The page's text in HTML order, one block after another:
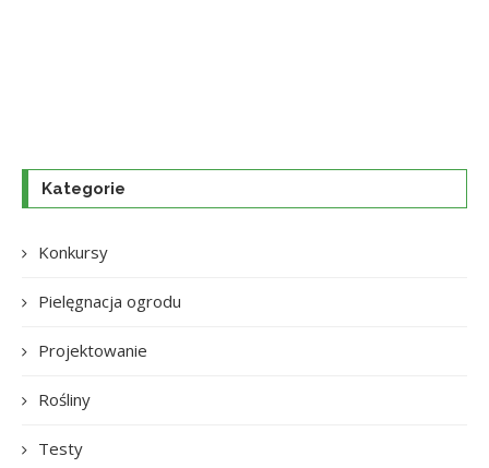
Kategorie
Konkursy
Pielęgnacja ogrodu
Projektowanie
Rośliny
Testy